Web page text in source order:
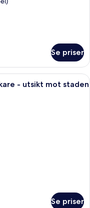
Se priser
stadscentrum med
- utsikt mot staden
Se priser